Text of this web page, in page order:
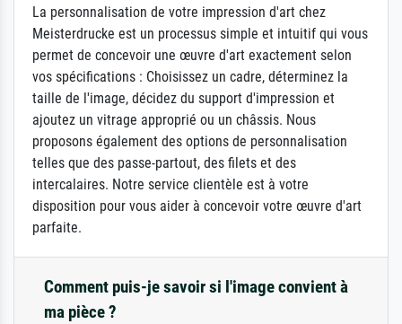
La personnalisation de votre impression d'art chez
Meisterdrucke est un processus simple et intuitif qui vous
permet de concevoir une œuvre d'art exactement selon
vos spécifications : Choisissez un cadre, déterminez la
taille de l'image, décidez du support d'impression et
ajoutez un vitrage approprié ou un châssis. Nous
proposons également des options de personnalisation
telles que des passe-partout, des filets et des
intercalaires. Notre service clientèle est à votre
disposition pour vous aider à concevoir votre œuvre d'art
parfaite.
Comment puis-je savoir si l'image convient à
ma pièce ?